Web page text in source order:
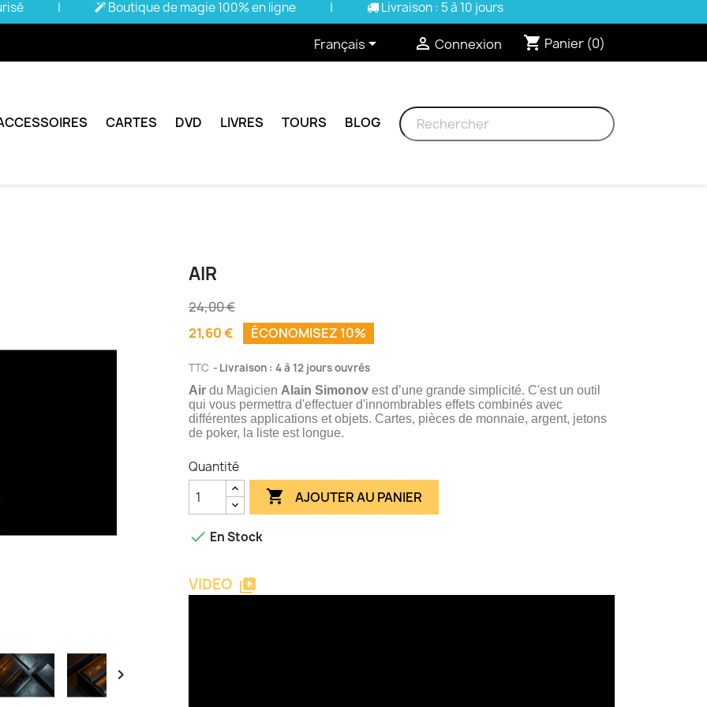
| Boutique de magie 100% en ligne | Livraison : 5 à 10 jours
Français  Connexion shopping_cart Panier (0)
CARTES DVD LIVRES TOURS BLOG

AIR
24,00 €
21,60 €
ÉCONOMISEZ 10%
TTC Livraison : 4 à 12 jours ouvrés
Air du Magicien Alain Simonov est d’une grande simplicité. C'est un outil
qui vous permettra d'effectuer d'innombrables effets combinés avec
différentes applications et objets. Cartes, pièces de monnaie, argent, jetons
de poker, la liste est longue.
Quantité
 AJOUTER AU PANIER
 En Stock
VIDEO video_library